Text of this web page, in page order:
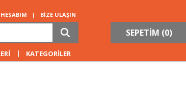
HESABIM | BİZE ULAŞIN
SEPETİM (0)
| KATEGORİLER